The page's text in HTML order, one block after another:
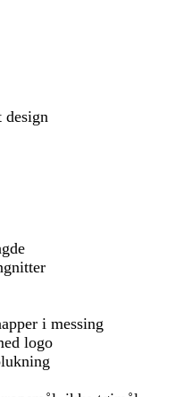
design
i messing
logo